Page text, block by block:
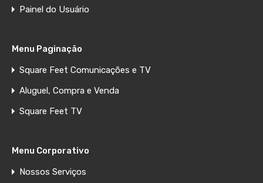
Painel do Usuário
Menu Paginação
Square Feet Comunicações e TV
Aluguel, Compra e Venda
Square Feet TV
Menu Corporativo
Nossos Serviços